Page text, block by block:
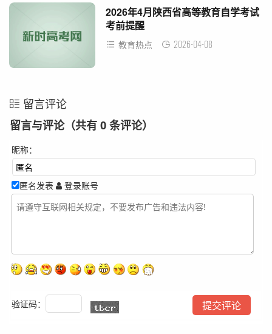
2026年4月陕西省高等教育自学考试
考前提醒
教育热点 2026-04-08
留言评论
留言与评论（共有 0 条评论）
昵称：
匿名发表 登录账号
验证码：